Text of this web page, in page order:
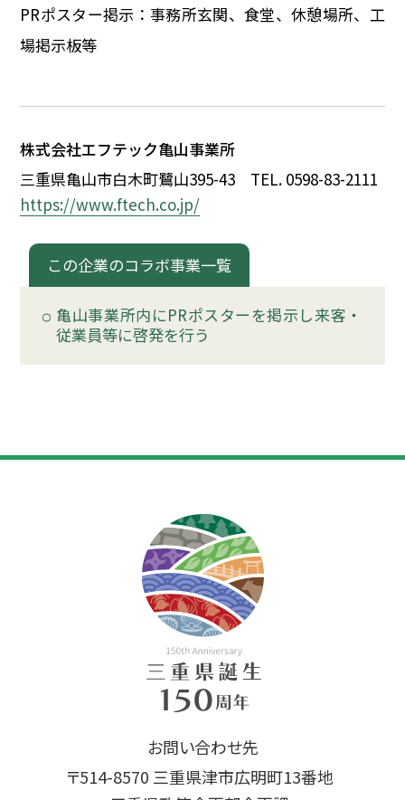
イベント
PRポスター掲示：事務所玄関、食堂、休憩場所、工
場掲示板等
株式会社エフテック亀山事業所
三重県亀山市白木町鷺山395-43 TEL. 0598-83-2111
https://www.ftech.co.jp/
この企業のコラボ事業一覧
亀山事業所内にPRポスターを掲示し来客・
従業員等に啓発を行う
お問い合わせ先
〒514-8570 三重県津市広明町13番地